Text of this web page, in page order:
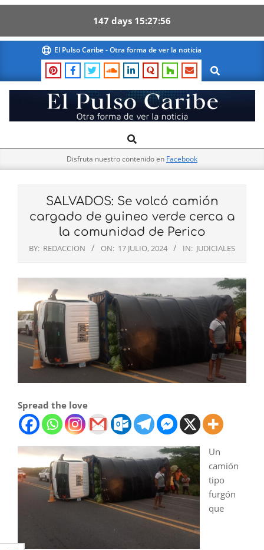
147 days 15 27 56
content
El Pulso Caribe - Otra forma de ver la noticia
Search
El
Pulso
Navigation
Search
Disfruta nuestro contenido en Facebook
SALVADOS: Se volcó camión
cargado de guineo verde cerca a
la comunidad de Perico
BY: REDACCION ON: 17 JULIO, 2024 IN: JUDICIALES
Spread the love
Un
camión
tipo
furgón
que